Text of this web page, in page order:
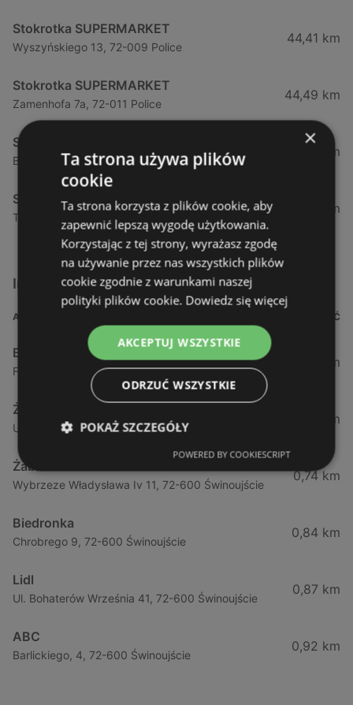
Stokrotka SUPERMARKET
Wyszyńskiego 13, 72-009 Police
44,41 km
Stokrotka SUPERMARKET
Zamenhofa 7a, 72-011 Police
44,49 km
Stokrotka SUPERMARKET
Bezrzecze Górna 7a, 71-218 Szczecin
50,76 km
Stokrotka SUPERMARKET
Tatrzańska 3, 71-455 Szczecin
52,5 km
Inne sklepy Supermarkety w pobliżu
ADRES ODLEGŁOŚĆ
Biedronka
Fińska 4, 72-602 Świnoujście
0,23 km
Żabka
Ul. Barlickiego 4d / 2, 72-602 Świnoujście
0,64 km
Żabka
Wybrzeze Władysława Iv 11, 72-600 Świnoujście
0,74 km
Biedronka
Chrobrego 9, 72-600 Świnoujście
0,84 km
Lidl
Ul. Bohaterów Września 41, 72-600 Świnoujście
0,87 km
ABC
Barlickiego, 4, 72-600 Świnoujście
0,92 km
×
Ta strona używa plików
cookie
Ta strona korzysta z plików cookie, aby
zapewnić lepszą wygodę użytkowania.
Korzystając z tej strony, wyrażasz zgodę
na używanie przez nas wszystkich plików
cookie zgodnie z warunkami naszej
polityki plików cookie. Dowiedz się więcej
AKCEPTUJ WSZYSTKIE
ODRZUĆ WSZYSTKIE
POKAŻ SZCZEGÓŁY
POWERED BY COOKIESCRIPT